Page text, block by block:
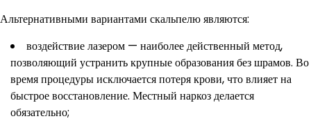
Альтернативными вариантами скальпелю являются:
воздействие лазером — наиболее действенный метод,
позволяющий устранить крупные образования без шрамов. Во
время процедуры исключается потеря крови, что влияет на
быстрое восстановление. Местный наркоз делается
обязательно;